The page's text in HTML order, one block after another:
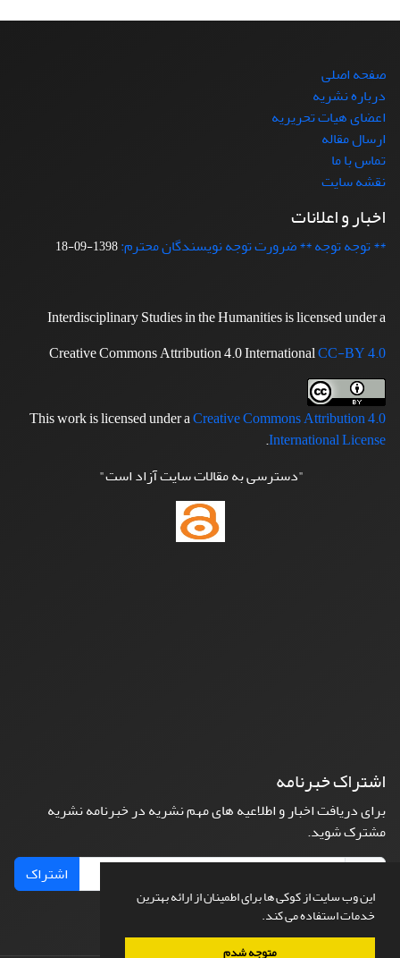
این وب سایت از کوکی ها برای اطمینان از ارائه بهترین
خدمات استفاده می کند.
متوجه شدم
صفحه اصلی
درباره نشریه
اعضای هیات تحریریه
ارسال مقاله
تماس با ما
نقشه سایت
اخبار و اعلانات
** توجه توجه ** ضرورت توجه نویسندگان محترم:1398-09-18
Interdisciplinary Studies in the Humanities is licensed under a
Creative Commons Attribution 4.0 InternationalCC-BY 4.0
This work is licensed under aCreative Commons Attribution 4.0
International License
.
"دسترسی به مقالات سایت آزاد است"
اشتراک خبرنامه
برای دریافت اخبار و اطلاعیه های مهم نشریه در خبرنامه نشریه
مشترک شوید.
اشتراک